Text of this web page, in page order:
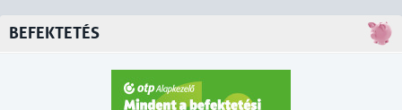
BEFEKTETÉS